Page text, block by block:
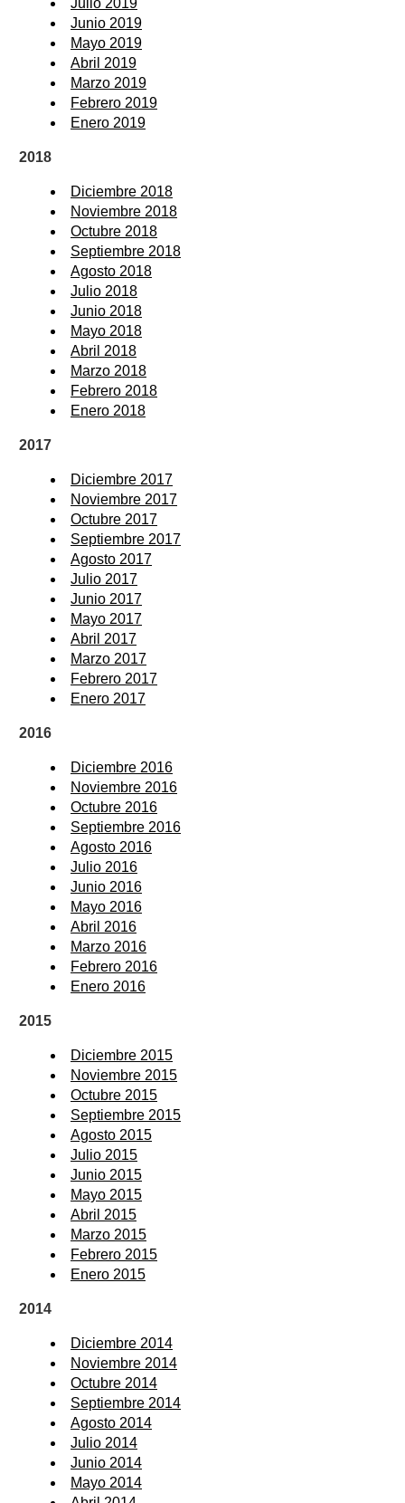
Junio 2019
Mayo 2019
Abril 2019
Marzo 2019
Febrero 2019
Enero 2019
2018
Diciembre 2018
Noviembre 2018
Octubre 2018
Septiembre 2018
Agosto 2018
Julio 2018
Junio 2018
Mayo 2018
Abril 2018
Marzo 2018
Febrero 2018
Enero 2018
2017
Diciembre 2017
Noviembre 2017
Octubre 2017
Septiembre 2017
Agosto 2017
Julio 2017
Junio 2017
Mayo 2017
Abril 2017
Marzo 2017
Febrero 2017
Enero 2017
2016
Diciembre 2016
Noviembre 2016
Octubre 2016
Septiembre 2016
Agosto 2016
Julio 2016
Junio 2016
Mayo 2016
Abril 2016
Marzo 2016
Febrero 2016
Enero 2016
2015
Diciembre 2015
Noviembre 2015
Octubre 2015
Septiembre 2015
Agosto 2015
Julio 2015
Junio 2015
Mayo 2015
Abril 2015
Marzo 2015
Febrero 2015
Enero 2015
2014
Diciembre 2014
Noviembre 2014
Octubre 2014
Septiembre 2014
Agosto 2014
Julio 2014
Junio 2014
Mayo 2014